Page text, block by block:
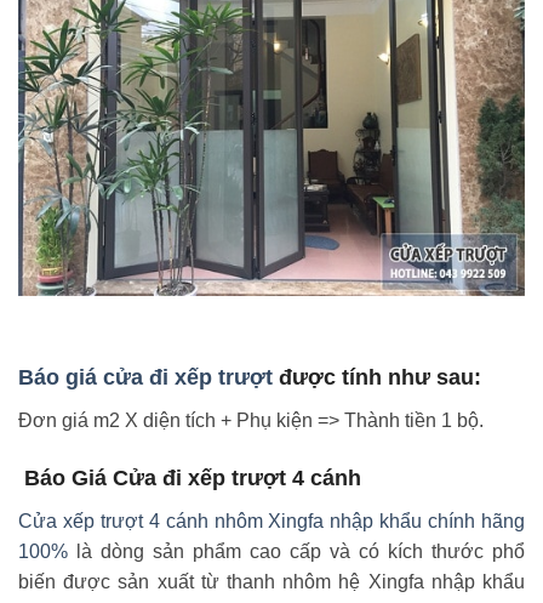
Báo giá cửa đi xếp trượt được tính như sau:
Đơn giá m2 X diện tích + Phụ kiện => Thành tiền 1 bộ.
Báo Giá Cửa đi xếp trượt 4 cánh
Cửa xếp trượt 4 cánh nhôm Xingfa nhập khẩu chính hãng
100% là dòng sản phẩm cao cấp và có kích thước phổ
biến được sản xuất từ thanh nhôm hệ Xingfa nhập khẩu